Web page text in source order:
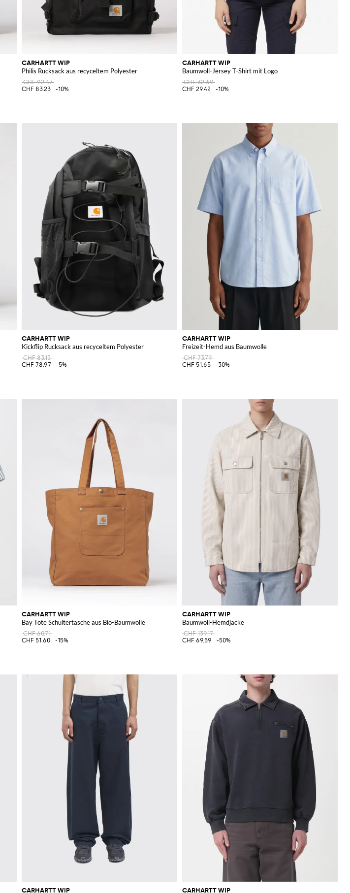
CARHARTT WIP
Philis Rucksack aus recyceltem Polyester
CHF 92.47
CHF 83.23
-10%
CARHARTT WIP
Baumwoll-Jersey T-Shirt mit Logo
CHF 32.69
CHF 29.42
-10%
CARHARTT WIP
Kickflip Rucksack aus recyceltem Polyester
CHF 83.13
CHF 78.97
-5%
CARHARTT WIP
Freizeit-Hemd aus Baumwolle
CHF 73.79
CHF 51.65
-30%
CARHARTT WIP
Bay Tote Schultertasche aus Bio-Baumwolle
CHF 60.71
CHF 51.60
-15%
CARHARTT WIP
Baumwoll-Hemdjacke
CHF 139.17
CHF 69.59
-50%
CARHARTT WIP CARHARTT WIP